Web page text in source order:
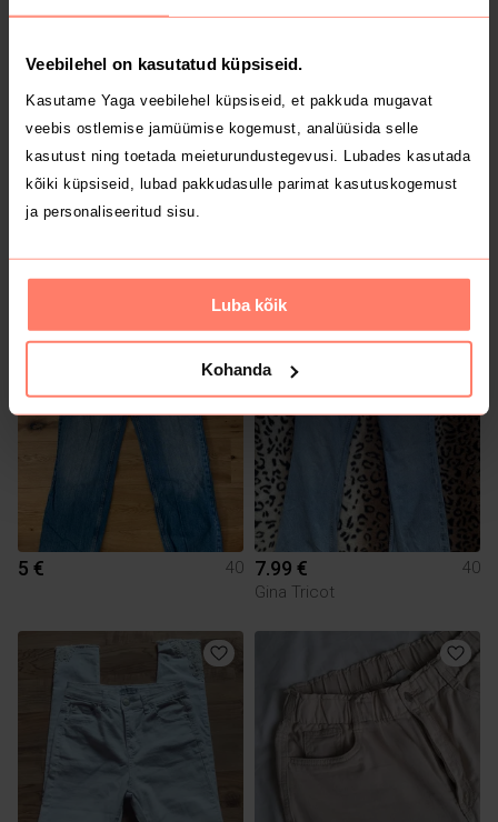
Veebilehel on kasutatud küpsiseid.
Kasutame Yaga veebilehel küpsiseid, et pakkuda mugavat
veebis ostlemise jamüümise kogemust, analüüsida selle
kasutust ning toetada meieturundustegevusi. Lubades kasutada
kõiki küpsiseid, lubad pakkudasulle parimat kasutuskogemust
ja personaliseeritud sisu.
Luba kõik
Kohanda
5 €
40 5 € 40
1
5 € 40
1
7.99 €
40
Gina Tricot